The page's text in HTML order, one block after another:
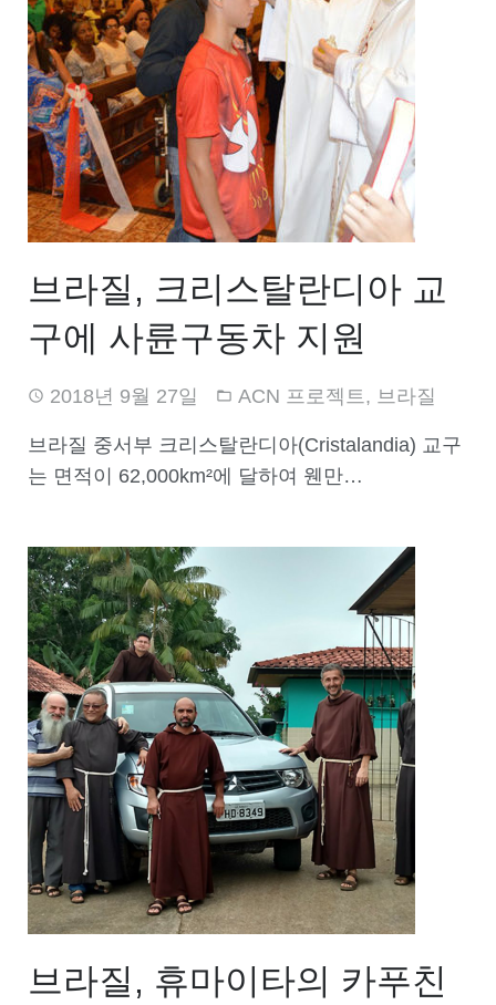
브라질, 크리스탈란디아 교
구에 사륜구동차 지원
2018년 9월 27일 ACN 프로젝트, 브라질
브라질 중서부 크리스탈란디아(Cristalandia) 교구
는 면적이 62,000km²에 달하여 웬만…
브라질, 휴마이타의 카푸친